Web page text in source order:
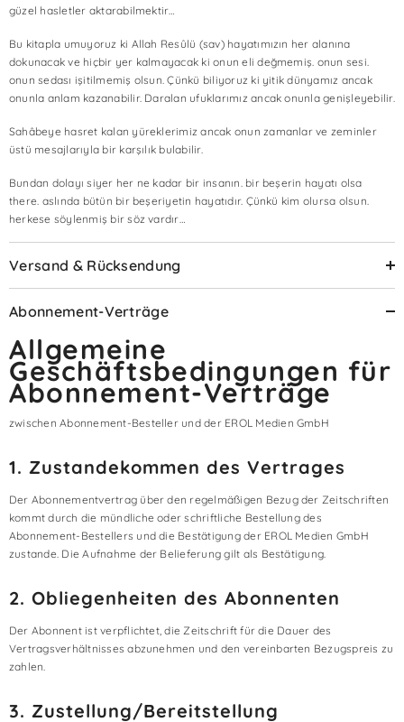
güzel hasletler aktarabilmektir…
Bu kitapla umuyoruz ki Allah Resûlü (sav) hayatımızın her alanına
dokunacak ve hiçbir yer kalmayacak ki onun eli değmemiş. onun sesi.
onun sedası işitilmemiş olsun. Çünkü biliyoruz ki yitik dünyamız ancak
onunla anlam kazanabilir. Daralan ufuklarımız ancak onunla genişleyebilir.
Sahâbeye hasret kalan yüreklerimiz ancak onun zamanlar ve zeminler
üstü mesajlarıyla bir karşılık bulabilir.
Bundan dolayı siyer her ne kadar bir insanın. bir beşerin hayatı olsa
there. aslında bütün bir beşeriyetin hayatıdır. Çünkü kim olursa olsun.
herkese söylenmiş bir söz vardır…
Versand & Rücksendung
Abonnement-Verträge
Allgemeine
Geschäftsbedingungen für
Abonnement-Verträge
zwischen Abonnement-Besteller und der EROL Medien GmbH
1. Zustandekommen des Vertrages
Der Abonnementvertrag über den regelmäßigen Bezug der Zeitschriften
kommt durch die mündliche oder schriftliche Bestellung des
Abonnement-Bestellers und die Bestätigung der EROL Medien GmbH
zustande. Die Aufnahme der Belieferung gilt als Bestätigung.
2. Obliegenheiten des Abonnenten
Der Abonnent ist verpflichtet, die Zeitschrift für die Dauer des
Vertragsverhältnisses abzunehmen und den vereinbarten Bezugspreis zu
zahlen.
3. Zustellung/Bereitstellung